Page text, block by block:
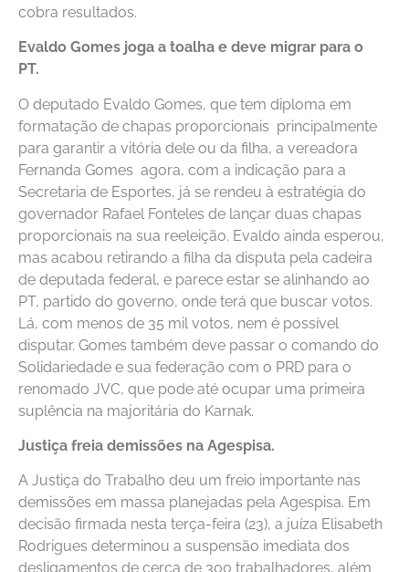
cobra resultados.
Evaldo Gomes joga a toalha e deve migrar para o
PT.
O deputado Evaldo Gomes, que tem diploma em
formatação de chapas proporcionais principalmente
para garantir a vitória dele ou da filha, a vereadora
Fernanda Gomes agora, com a indicação para a
Secretaria de Esportes, já se rendeu à estratégia do
governador Rafael Fonteles de lançar duas chapas
proporcionais na sua reeleição. Evaldo ainda esperou,
mas acabou retirando a filha da disputa pela cadeira
de deputada federal, e parece estar se alinhando ao
PT, partido do governo, onde terá que buscar votos.
Lá, com menos de 35 mil votos, nem é possível
disputar. Gomes também deve passar o comando do
Solidariedade e sua federação com o PRD para o
renomado JVC, que pode até ocupar uma primeira
suplência na majoritária do Karnak.
Justiça freia demissões na Agespisa.
A Justiça do Trabalho deu um freio importante nas
demissões em massa planejadas pela Agespisa. Em
decisão firmada nesta terça-feira (23), a juíza Elisabeth
Rodrigues determinou a suspensão imediata dos
desligamentos de cerca de 300 trabalhadores, além